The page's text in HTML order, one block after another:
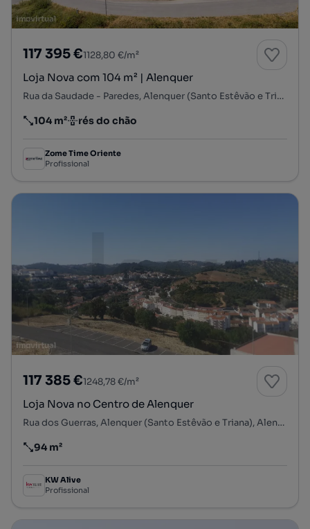
117 395 €1128,80 €/m²
Loja Nova com 104 m² | Alenquer
Rua da Saudade - Paredes, Alenquer (Santo Estêvão e Triana), Alenquer, Lisboa
Preço por metro quadrado
104 m²
Andar rés do chão
Zome Time Oriente
Profissional
117 385 €1248,78 €/m²
Loja Nova no Centro de Alenquer
Rua dos Guerras, Alenquer (Santo Estêvão e Triana), Alenquer, Lisboa
Preço por metro quadrado
94 m²
KW Alive
Profissional